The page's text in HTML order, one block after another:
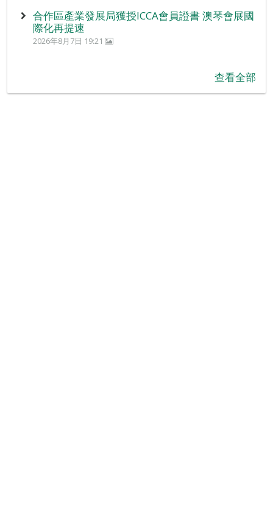
合作區產業發展局獲授ICCA會員證書 澳琴會展國
際化再提速
2026年8月7日 19:21
查看全部